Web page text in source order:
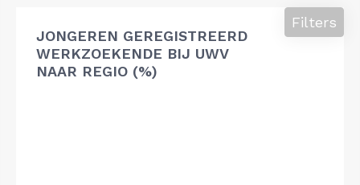
JONGEREN GEREGISTREERD
WERKZOEKENDE BIJ UWV
NAAR REGIO (%)
Filters